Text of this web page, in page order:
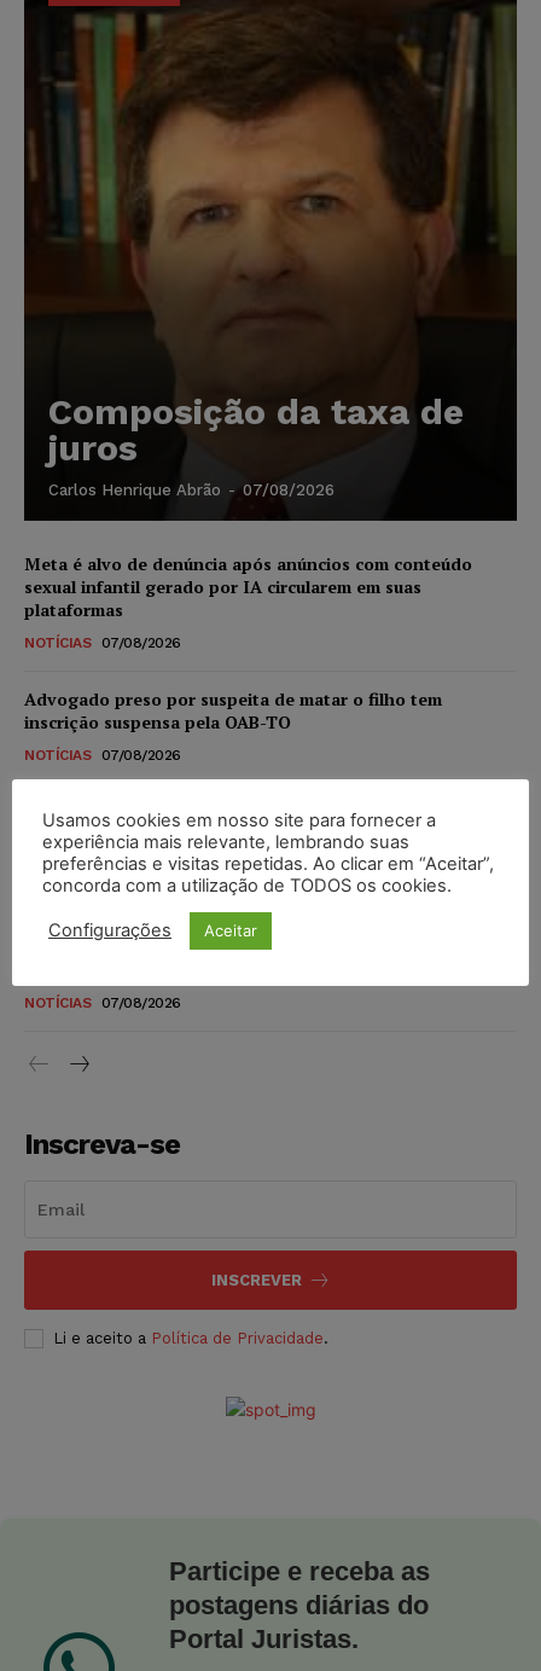
Composição da taxa de
juros
Carlos Henrique Abrão - 07/08/2026
Meta é alvo de denúncia após anúncios com conteúdo
sexual infantil gerado por IA circularem em suas
plataformas
NOTÍCIAS 07/08/2026
Advogado preso por suspeita de matar o filho tem
inscrição suspensa pela OAB-TO
NOTÍCIAS 07/08/2026
STF amplia isenção de IBS e CBS na compra de veículos
novos para pessoas com deficiência e autistas de todos os
níveis
DIREITO TRIBUTÁRIO 07/08/2026
Justiça do Trabalho mantém justa causa de empregado que
NOTÍCIAS 07/08/2026
Inscreva-se
INSCREVER
Li e aceito a Política de Privacidade.
Participe e receba as
postagens diárias do
Portal Juristas.
Usamos cookies em nosso site para fornecer a
experiência mais relevante, lembrando suas
preferências e visitas repetidas. Ao clicar em “Aceitar”,
concorda com a utilização de TODOS os cookies.
Configurações Aceitar